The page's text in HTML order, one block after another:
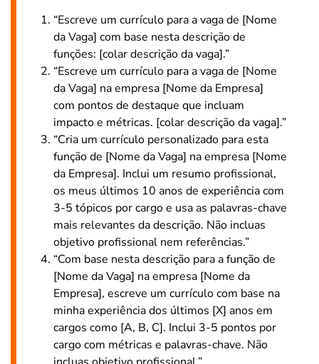
“Escreve um currículo para a vaga de [Nome
da Vaga] com base nesta descrição de
funções: [colar descrição da vaga].”
“Escreve um currículo para a vaga de [Nome
da Vaga] na empresa [Nome da Empresa]
com pontos de destaque que incluam
impacto e métricas. [colar descrição da vaga].”
“Cria um currículo personalizado para esta
função de [Nome da Vaga] na empresa [Nome
da Empresa]. Inclui um resumo profissional,
os meus últimos 10 anos de experiência com
3-5 tópicos por cargo e usa as palavras-chave
mais relevantes da descrição. Não incluas
objetivo profissional nem referências.”
“Com base nesta descrição para a função de
[Nome da Vaga] na empresa [Nome da
Empresa], escreve um currículo com base na
minha experiência dos últimos [X] anos em
cargos como [A, B, C]. Inclui 3-5 pontos por
cargo com métricas e palavras-chave. Não